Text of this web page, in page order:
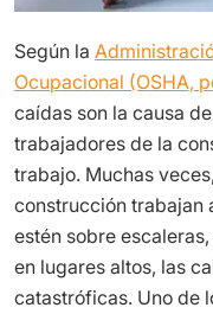
Según la
Ocupacional (OSHA,
caídas son la causa
trabajadores de la
trabajo. Muchas
construcción trabajan
estén sobre
en lugares altos, las
catastróficas. Uno de